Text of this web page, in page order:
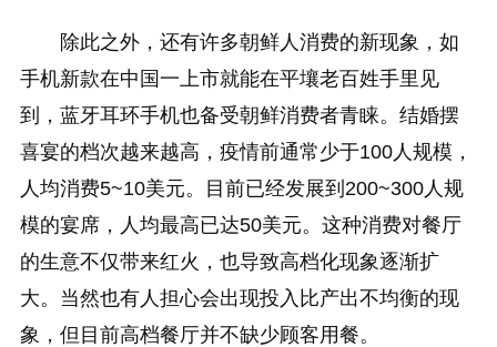
除此之外，还有许多朝鲜人消费的新现象，如
手机新款在中国一上市就能在平壤老百姓手里见
到，蓝牙耳环手机也备受朝鲜消费者青睐。结婚摆
喜宴的档次越来越高，疫情前通常少于100人规模，
人均消费5~10美元。目前已经发展到200~300人规
模的宴席，人均最高已达50美元。这种消费对餐厅
的生意不仅带来红火，也导致高档化现象逐渐扩
大。当然也有人担心会出现投入比产出不均衡的现
象，但目前高档餐厅并不缺少顾客用餐。